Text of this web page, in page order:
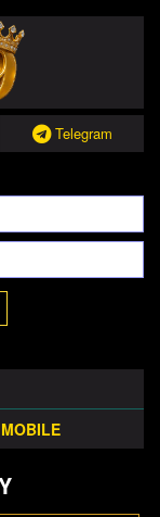
Telegram
MOBILE